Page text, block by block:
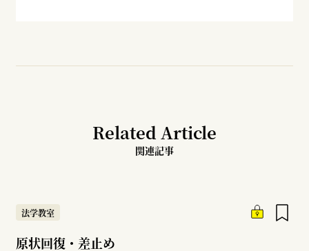
Related Article
関連記事
法学教室
原状回復・差止め